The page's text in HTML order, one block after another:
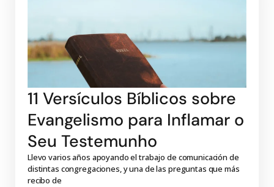
11 Versículos Bíblicos sobre
Evangelismo para Inflamar o
Seu Testemunho
Llevo varios años apoyando el trabajo de comunicación de
distintas congregaciones, y una de las preguntas que más
recibo de